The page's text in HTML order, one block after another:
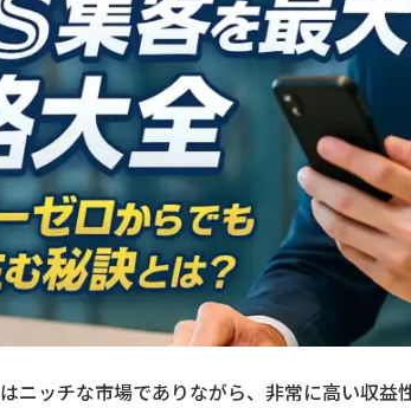
はニッチな市場でありながら、非常に高い収益